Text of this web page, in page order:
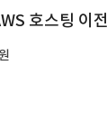
호스팅 이전